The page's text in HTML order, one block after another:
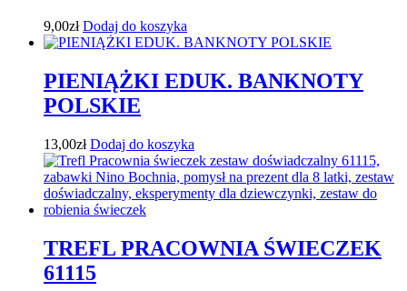
9,00zł Dodaj do koszyka
PIENIĄŻKI EDUK. BANKNOTY
POLSKIE
13,00zł Dodaj do koszyka
TREFL PRACOWNIA ŚWIECZEK
61115